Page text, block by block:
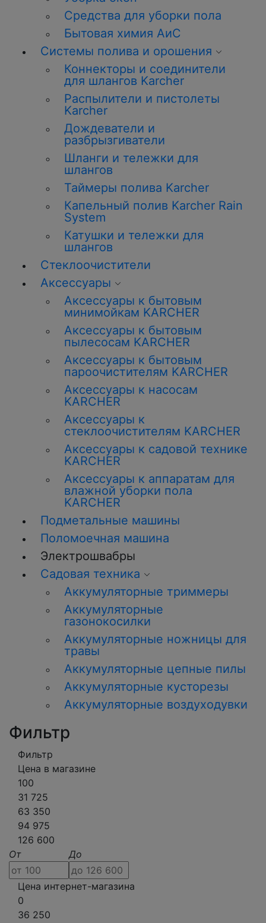
Средства для уборки пола
Бытовая химия АиС
Системы полива и орошения
Коннекторы и соединители
для шлангов Karcher
Распылители и пистолеты
Karcher
Дождеватели и
разбрызгиватели
Шланги и тележки для
шлангов
Таймеры полива Karcher
Капельный полив Karcher Rain
System
Катушки и тележки для
шлангов
Стеклоочистители
Аксессуары
Аксессуары к бытовым
минимойкам KARCHER
Аксессуары к бытовым
пылесосам KARCHER
Аксессуары к бытовым
пароочистителям KARCHER
Аксессуары к насосам
KARCHER
Аксессуары к
стеклоочистителям KARCHER
Аксессуары к садовой технике
KARCHER
Аксессуары к аппаратам для
влажной уборки пола
KARCHER
Подметальные машины
Поломоечная машина
Электрошвабры
Садовая техника
Аккумуляторные триммеры
Аккумуляторные
газонокосилки
Аккумуляторные ножницы для
травы
Аккумуляторные цепные пилы
Аккумуляторные кусторезы
Аккумуляторные воздуходувки
Фильтр
Фильтр
Цена в магазине
100
31 725
63 350
94 975
126 600
От
До
Цена интернет-магазина
0
36 250